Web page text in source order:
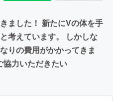
ました！ 新たにVの体を手
考えています。 しかしな
りの費用がかかってきま
協力いただきたい